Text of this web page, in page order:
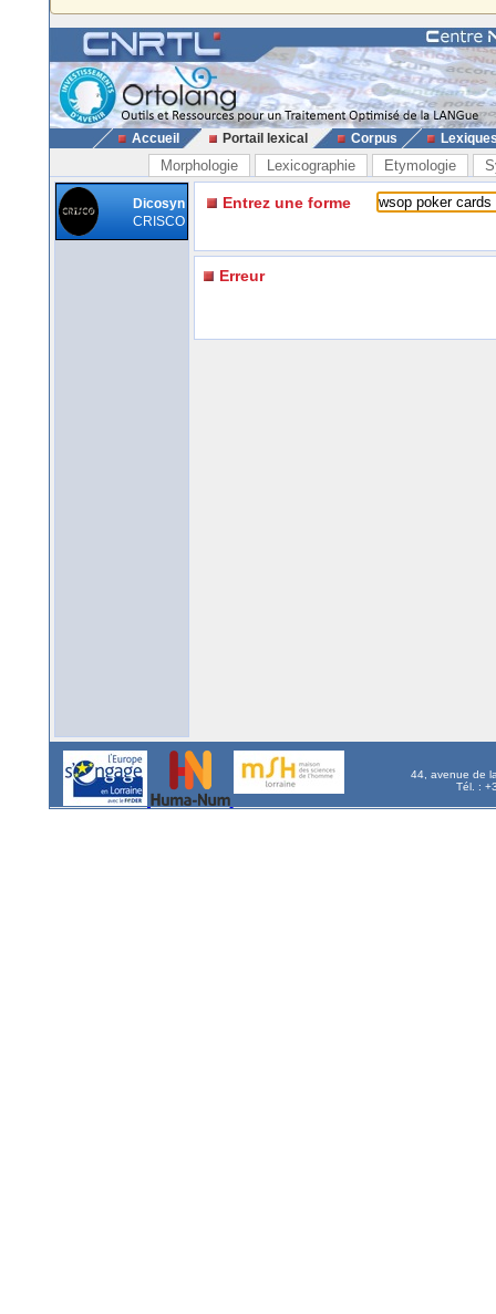
Accueil Portail lexical Corpus
Morphologie Lexicographie Etymologie
Dicosyn
CRISCO
Entrez une forme
Erreur
44, avenue de
Tél. :